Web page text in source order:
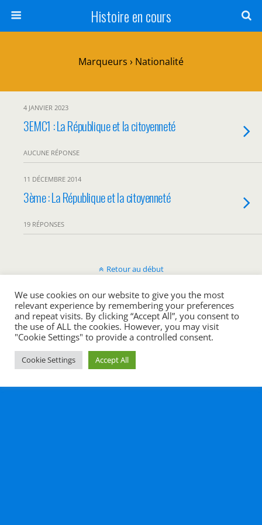
Histoire en cours
Marqueurs › Nationalité
4 JANVIER 2023
3EMC1 : La République et la citoyenneté
AUCUNE RÉPONSE
11 DÉCEMBRE 2014
3ème : La République et la citoyenneté
19 RÉPONSES
Retour au début
Mobile Bureau
All content Copyright Histoire en cours
We use cookies on our website to give you the most
relevant experience by remembering your preferences
and repeat visits. By clicking “Accept All”, you consent to
the use of ALL the cookies. However, you may visit
"Cookie Settings" to provide a controlled consent.
Cookie Settings Accept All